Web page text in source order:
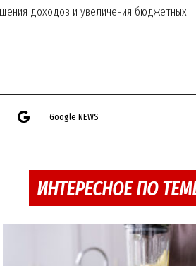
доходов и увеличения бюджетных
Google NEWS
ИНТЕРЕСНОЕ ПО